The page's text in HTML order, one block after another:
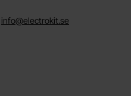
info@electrokit.se